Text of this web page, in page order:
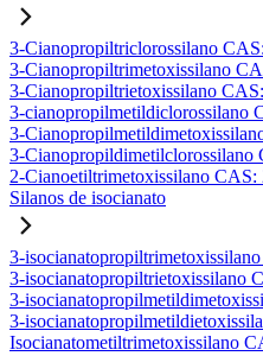
3-Cianopropiltriclorossilano
3-Cianopropiltrimetoxissilano
3-Cianopropiltrietoxissilano
3-cianopropilmetildiclorossilano
3-
3-Cianopropildimetilclorossilano
2-Cianoetiltrimetoxissilano CAS:
Silanos de isocianato
3-
3-isocianatopropiltrietoxissilano
3-
3-
Isocianatometiltrimetoxissilano